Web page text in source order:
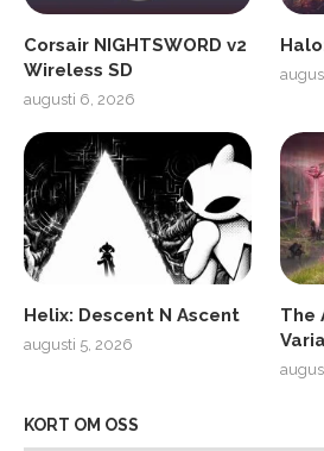
Corsair NIGHTSWORD v2
Wireless SD
augusti 6, 2026
Helix: Descent N Ascent
augusti 5, 2026
The
KORT OM OSS